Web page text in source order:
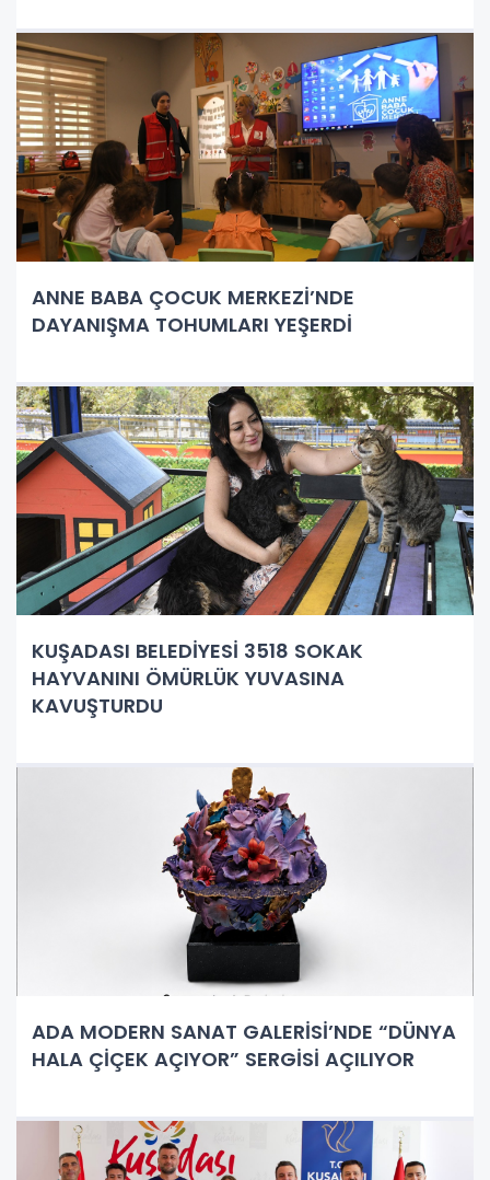
ANNE BABA ÇOCUK MERKEZİ’NDE
DAYANIŞMA TOHUMLARI YEŞERDİ
KUŞADASI BELEDİYESİ 3518 SOKAK
HAYVANINI ÖMÜRLÜK YUVASINA
KAVUŞTURDU
ADA MODERN SANAT GALERİSİ’NDE “DÜNYA
HALA ÇİÇEK AÇIYOR” SERGİSİ AÇILIYOR